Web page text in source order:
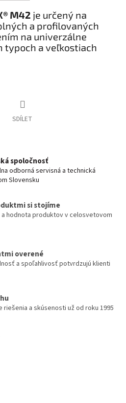
M42 je určený na
a profilovaných
na univerzálne
typoch a veľkostiach
SDÍLET
spoločnosť
odborná servisná a technická
Slovensku
si stojíme
a hodnota produktov v celosvetovom
overené
a spoľahlivosť potvrdzujú klienti
riešenia a skúsenosti už od roku 1995